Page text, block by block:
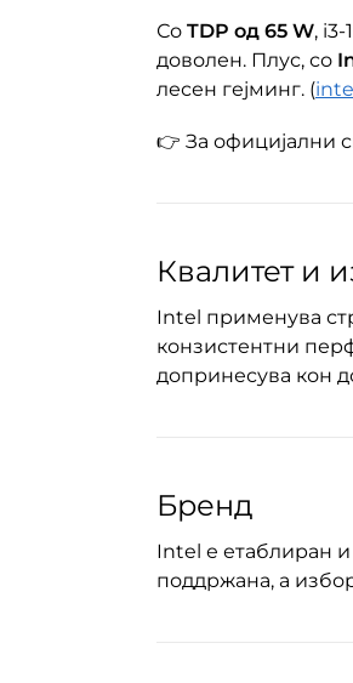
Со TDP од 65 W,
доволен. Плус, со
лесен гејминг. (
👉 За официјални
Квалитет и
Intel применува
конзистентни
допринесува кон
Бренд
Intel е етаблиран и
поддржана, а